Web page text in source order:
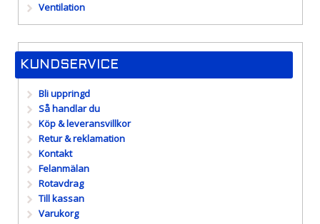
Ventilation
KUNDSERVICE
Bli uppringd
Så handlar du
Köp & leveransvillkor
Retur & reklamation
Kontakt
Felanmälan
Rotavdrag
Till kassan
Varukorg